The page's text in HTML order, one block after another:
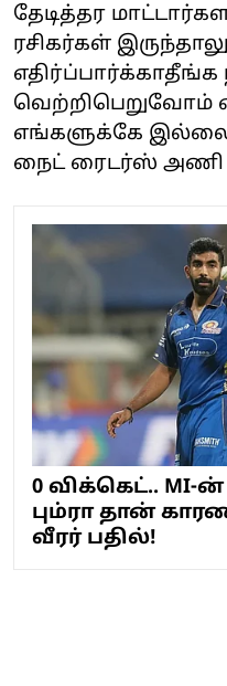
தேடித்தர
ரசிகர்கள்
வெற்றிபெறுவோம்
எங்களுக்கே
நைட் ரைடர்ஸ் அணி
0 விக்கெட்..
பும்ரா தான்
வீரர் பதில்!